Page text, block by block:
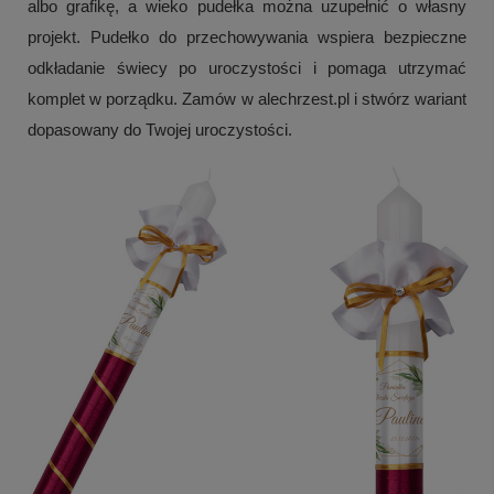
albo grafikę, a wieko pudełka można uzupełnić o własny
projekt. Pudełko do przechowywania wspiera bezpieczne
odkładanie świecy po uroczystości i pomaga utrzymać
komplet w porządku. Zamów w alechrzest.pl i stwórz wariant
dopasowany do Twojej uroczystości.